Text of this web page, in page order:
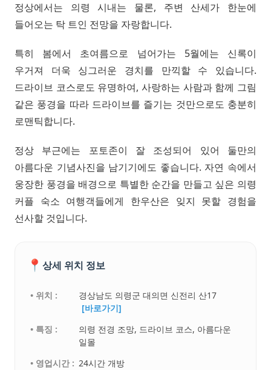
정상에서는 의령 시내는 물론, 주변 산세가 한눈에
들어오는 탁 트인 전망을 자랑합니다.
특히 봄에서 초여름으로 넘어가는 5월에는 신록이
우거져 더욱 싱그러운 경치를 만끽할 수 있습니다.
드라이브 코스로도 유명하여, 사랑하는 사람과 함께 그림
같은 풍경을 따라 드라이브를 즐기는 것만으로도 충분히
로맨틱합니다.
정상 부근에는 포토존이 잘 조성되어 있어 둘만의
아름다운 기념사진을 남기기에도 좋습니다. 자연 속에서
웅장한 풍경을 배경으로 특별한 순간을 만들고 싶은 의령
커플 숙소 여행객들에게 한우산은 잊지 못할 경험을
선사할 것입니다.
📍 상세 위치 정보
• 위치 :
경상남도 의령군 대의면 신전리 산17
[바로가기]
• 특징 :
의령 전경 조망, 드라이브 코스, 아름다운
일몰
• 영업시간 : 24시간 개방